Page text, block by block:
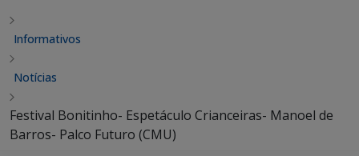
Informativos
Notícias
Festival Bonitinho- Espetáculo Crianceiras- Manoel de
Barros- Palco Futuro (CMU)